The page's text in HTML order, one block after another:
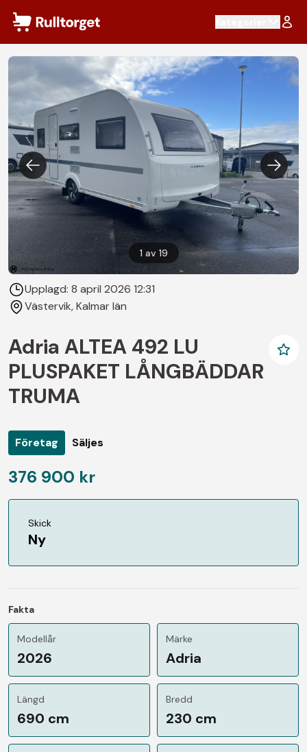
1av 19
Upplagd: 8 april 2026 12:31
Västervik, Kalmar län
Adria ALTEA 492 LU
PLUSPAKET LÅNGBÄDDAR
TRUMA
Företag Säljes
376 900 kr
Skick
Ny
Fakta
Modellår
2026
Märke
Adria
Längd
690 cm
Bredd
230 cm